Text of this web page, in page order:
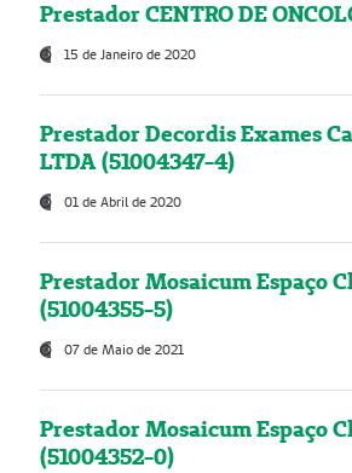
Prestador CENTRO DE
15 de Janeiro de 2020
Prestador Decordis Exames
LTDA (51004347-4)
01 de Abril de 2020
Prestador Mosaicum Espaço
(51004355-5)
07 de Maio de 2021
Prestador Mosaicum Espaço
(51004352-0)